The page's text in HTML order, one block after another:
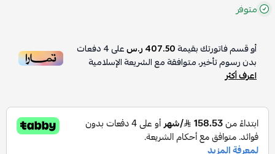
متوفر
أو قسم فاتورتك بقيمة407.50 ر.س على4دفعات
بدون رسوم تأخير، متوافقة مع الشريعة الإسلامية
اعرف أكثر